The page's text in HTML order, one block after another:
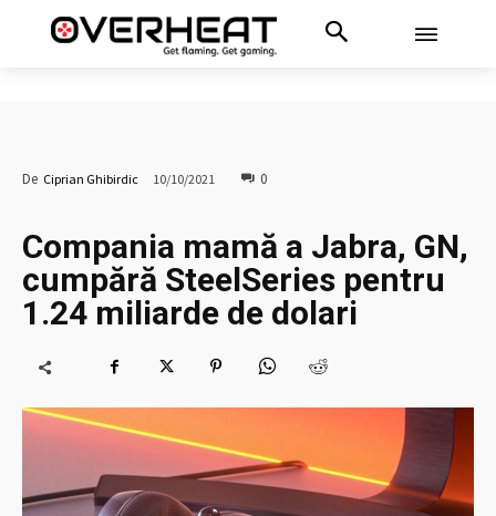
De Ciprian Ghibirdic 10/10/2021 0
Compania mamă a Jabra, GN,
cumpără SteelSeries pentru
1.24 miliarde de dolari